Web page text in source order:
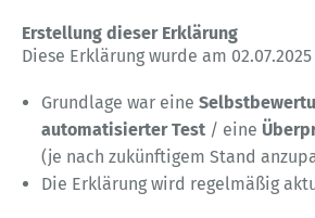
Erstellung dieser Erklärung
Diese Erklärung wurde am
Grundlage war eine
automatisierter Test/ eine
(je nach zukünftigem Stand
Die Erklärung wird regelmäßig